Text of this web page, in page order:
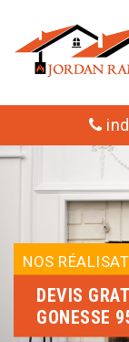
NOS
DEVIS
GONESSE